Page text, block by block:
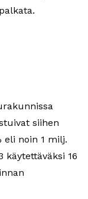
siihen
eli noin 1 milj.
käytettäväksi 16